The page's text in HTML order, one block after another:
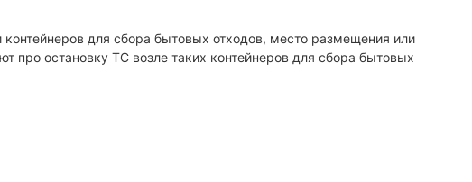
для сбора бытовых отходов, место размещения или
про остановку ТС возле таких контейнеров для сбора бытовых